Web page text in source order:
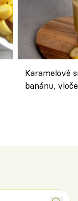
Karamelové
banánu,